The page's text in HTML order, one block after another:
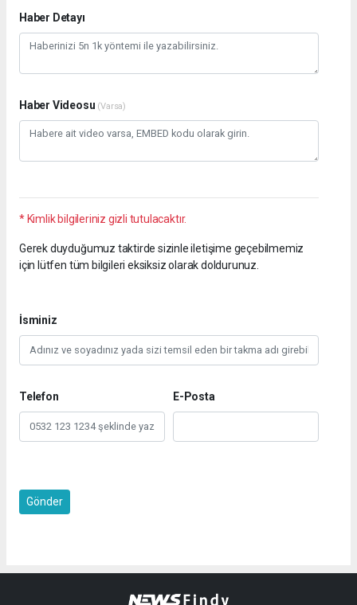
Haber Detayı
Haber Videosu (Varsa)
* Kimlik bilgileriniz gizli tutulacaktır.
Gerek duyduğumuz taktirde sizinle iletişime geçebilmemiz
için lütfen tüm bilgileri eksiksiz olarak doldurunuz.
İsminiz
Telefon E-Posta
Gönder